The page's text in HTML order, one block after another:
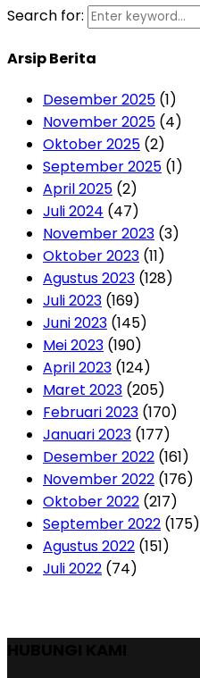
Search for:
Arsip Berita
Desember 2025 (1)
November 2025 (4)
Oktober 2025 (2)
September 2025 (1)
April 2025 (2)
Juli 2024 (47)
November 2023 (3)
Oktober 2023 (11)
Agustus 2023 (128)
Juli 2023 (169)
Juni 2023 (145)
Mei 2023 (190)
April 2023 (124)
Maret 2023 (205)
Februari 2023 (170)
Januari 2023 (177)
Desember 2022 (161)
November 2022 (176)
Oktober 2022 (217)
September 2022 (175)
Agustus 2022 (151)
Juli 2022 (74)